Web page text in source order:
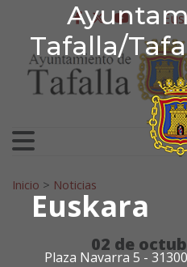
Tafalla/
Euskara
Plaza Navarra 5 -
Ir al contenidofacebook
twitter
Search for:
Inicio > Noticias
02 de